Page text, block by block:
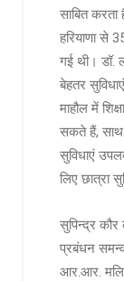
साबित करता
हरियाणा से
गई थी। डॉ.
बेहतर
माहौल में
सकते हैं, साथ
सुविधाएं
लिए छात्रा
सुपिन्द्र कौर
प्रबंधन
आर.आर.